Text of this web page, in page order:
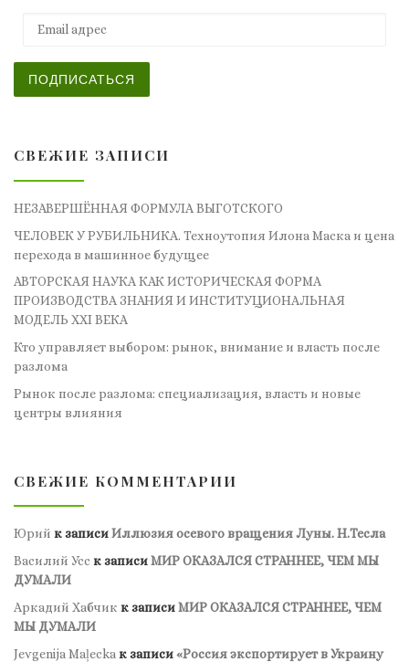
ПОДПИСАТЬСЯ
СВЕЖИЕ ЗАПИСИ
НЕЗАВЕРШЁННАЯ ФОРМУЛА ВЫГОТСКОГО
ЧЕЛОВЕК У РУБИЛЬНИКА. Техноутопия Илона Маска и цена
перехода в машинное будущее
АВТОРСКАЯ НАУКА КАК ИСТОРИЧЕСКАЯ ФОРМА
ПРОИЗВОДСТВА ЗНАНИЯ И ИНСТИТУЦИОНАЛЬНАЯ
МОДЕЛЬ XXI ВЕКА
Кто управляет выбором: рынок, внимание и власть после
разлома
Рынок после разлома: специализация, власть и новые
центры влияния
СВЕЖИЕ КОММЕНТАРИИ
Юрий к записиИллюзия осевого вращения Луны. Н.Тесла
Василий Усс к записиМИР ОКАЗАЛСЯ СТРАННЕЕ, ЧЕМ МЫ
ДУМАЛИ
Аркадий Хабчик к записиМИР ОКАЗАЛСЯ СТРАННЕЕ, ЧЕМ
МЫ ДУМАЛИ
Jevgenija Maļecka к записи«Россия экспортирует в Украину